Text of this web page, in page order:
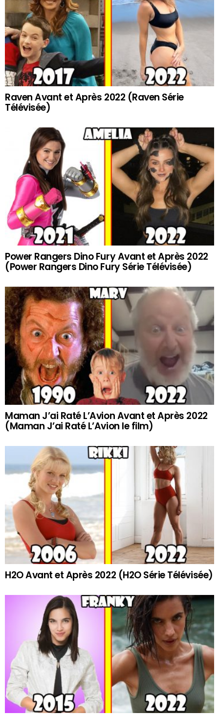
Raven Avant et Après 2022 (Raven Série
Télévisée)
Power Rangers Dino Fury Avant et Après 2022
(Power Rangers Dino Fury Série Télévisée)
Maman J’ai Raté L’Avion Avant et Après 2022
(Maman J’ai Raté L’Avion le film)
H2O Avant et Après 2022 (H2O Série Télévisée)